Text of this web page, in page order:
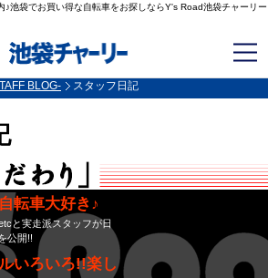
♪池袋でお買い得な自転車をお探しならY's Road池袋チャーリー
BLOG- スタッフ日記
転車大好き♪
と実走派スタッフが日
公開!!
いろいろ!!楽し